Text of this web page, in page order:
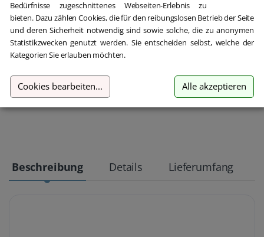
Kostenloser Support
Im Chat, per Telefon oder E-Mail
Beschreibung Details Lieferumfang
Bedürfnisse zugeschnittenes Webseiten-Erlebnis zu
bieten. Dazu zählen Cookies, die für den reibungslosen Betrieb der Seite
und deren Sicherheit notwendig sind sowie solche, die zu anonymen
Statistikzwecken genutzt werden. Sie entscheiden selbst, welche der
Kategorien Sie erlauben möchten.
Cookies bearbeiten... Alle akzeptieren